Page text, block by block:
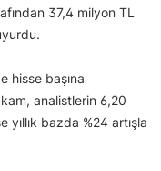
37,4 milyon TL
hisse başına
analistlerin 6,20
yıllık bazda %24 artışla